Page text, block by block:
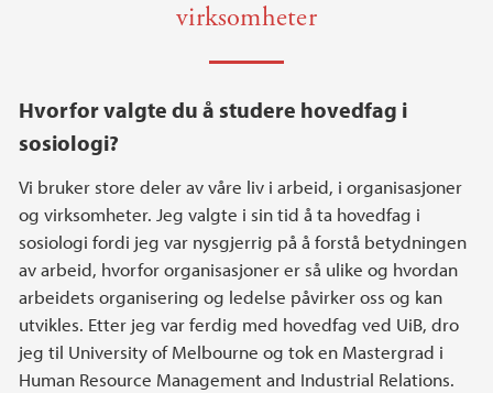
virksomheter
Hvorfor valgte du å studere hovedfag i
sosiologi?
Vi bruker store deler av våre liv i arbeid, i organisasjoner
og virksomheter. Jeg valgte i sin tid å ta hovedfag i
sosiologi fordi jeg var nysgjerrig på å forstå betydningen
av arbeid, hvorfor organisasjoner er så ulike og hvordan
arbeidets organisering og ledelse påvirker oss og kan
utvikles. Etter jeg var ferdig med hovedfag ved UiB, dro
jeg til University of Melbourne og tok en Mastergrad i
Human Resource Management and Industrial Relations.